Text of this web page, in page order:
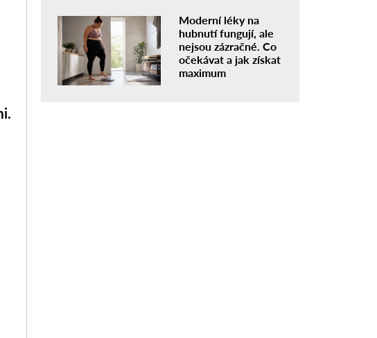
Moderní léky na
hubnutí fungují, ale
nejsou zázračné. Co
očekávat a jak získat
maximum